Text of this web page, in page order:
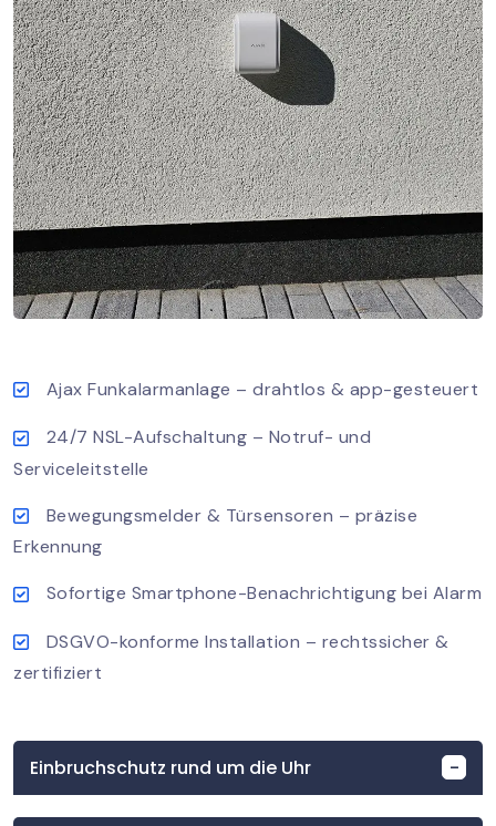
Ajax Funkalarmanlage – drahtlos & app-gesteuert
24/7 NSL-Aufschaltung – Notruf- und
Serviceleitstelle
Bewegungsmelder & Türsensoren – präzise
Erkennung
Sofortige Smartphone-Benachrichtigung bei Alarm
DSGVO-konforme Installation – rechtssicher &
zertifiziert
Einbruchschutz rund um die Uhr